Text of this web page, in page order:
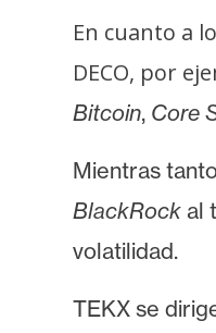
a
c
t
y
u
b
i
En cuanto a
DECO, por
Bitcoin, Core
Mientras
BlackRock al
volatilidad.
TEKX se